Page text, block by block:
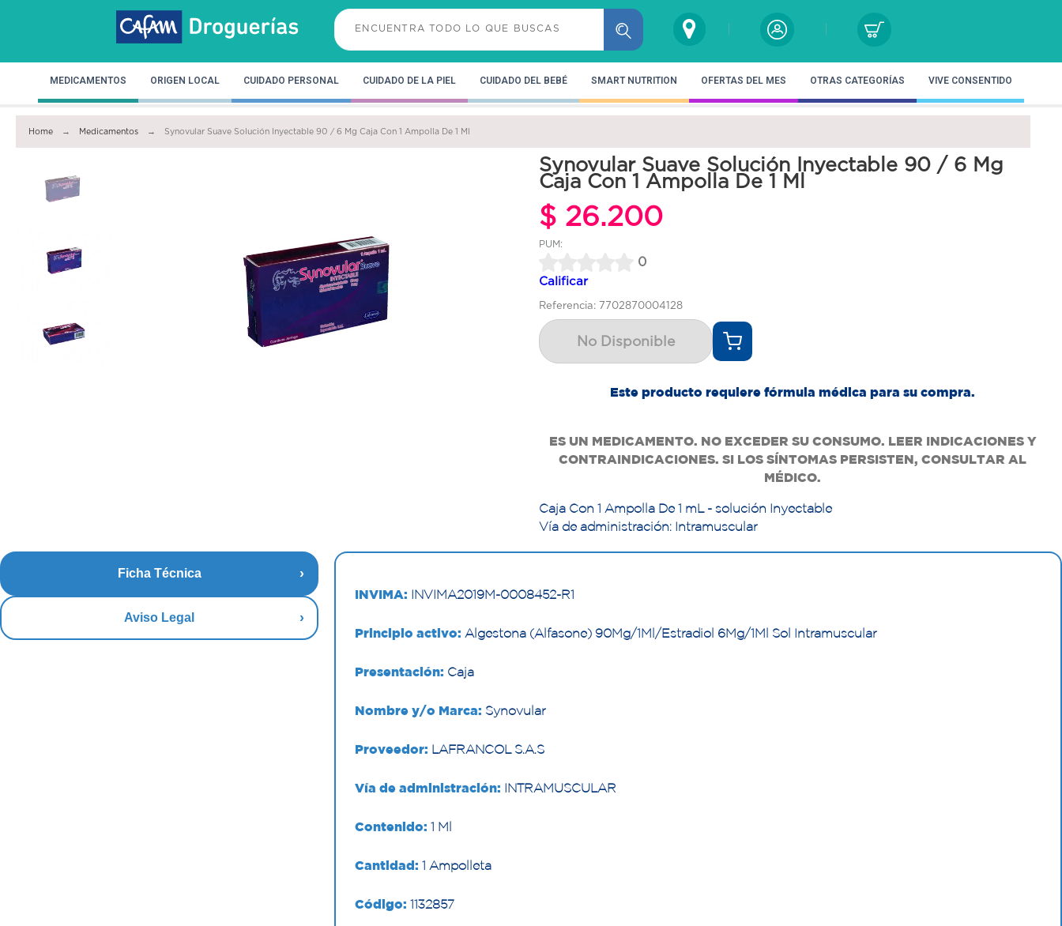
MEDICAMENTOS ORIGEN LOCAL CUIDADO PERSONAL CUIDADO DE LA PIEL CUIDADO DEL BEBÉ SMART NUTRITION OFERTAS DEL MES OTRAS CATEGORÍAS VIVE CONSENTIDO
Home Medicamentos Synovular Suave Solución Inyectable 90 / 6 Mg Caja Con 1 Ampolla De 1 Ml
Synovular Suave Solución Inyectable 90 / 6 Mg
Caja Con 1 Ampolla De 1 Ml
$ 26.200
PUM:
0
Calificar
Referencia: 7702870004128
No Disponible
Este producto requiere fórmula médica para su compra.
ES UN MEDICAMENTO. NO EXCEDER SU CONSUMO. LEER INDICACIONES Y
CONTRAINDICACIONES. SI LOS SÍNTOMAS PERSISTEN, CONSULTAR AL
MÉDICO.
Caja Con 1 Ampolla De 1 mL - solución Inyectable
Vía de administración: Intramuscular
Ficha Técnica
Aviso Legal
INVIMA: INVIMA2019M-0008452-R1
Principio activo: Algestona (Alfasone) 90Mg/1Ml/Estradiol 6Mg/1Ml Sol Intramuscular
Presentación: Caja
Nombre y/o Marca: Synovular
Proveedor: LAFRANCOL S.A.S
Vía de administración: INTRAMUSCULAR
Contenido: 1 Ml
Cantidad: 1 Ampolleta
Código: 1132857